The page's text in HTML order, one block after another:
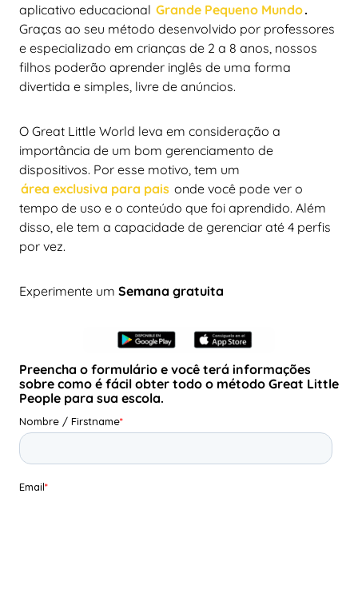
aplicativo educacional Grande Pequeno Mundo.
Graças ao seu método desenvolvido por professores
e especializado em crianças de 2 a 8 anos, nossos
filhos poderão aprender inglês de uma forma
divertida e simples, livre de anúncios.
O Great Little World leva em consideração a
importância de um bom gerenciamento de
dispositivos. Por esse motivo, tem um
área exclusiva para pais onde você pode ver o
tempo de uso e o conteúdo que foi aprendido. Além
disso, ele tem a capacidade de gerenciar até 4 perfis
por vez.
Experimente um Semana gratuita
Preencha o formulário e você terá informações
sobre como é fácil obter todo o método Great Little
People para sua escola.